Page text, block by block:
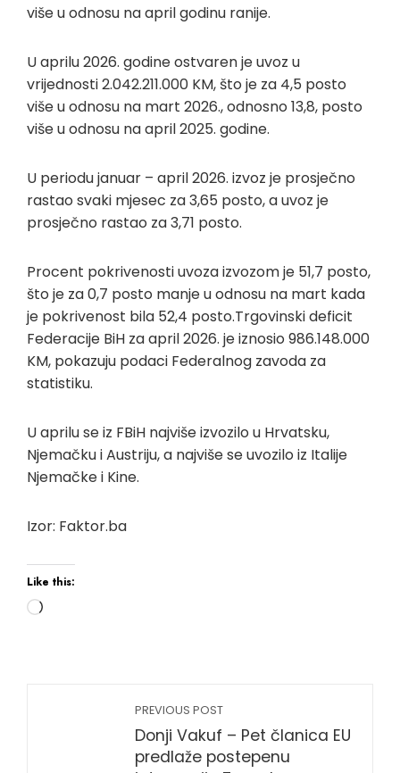
više u odnosu na april godinu ranije.
U aprilu 2026. godine ostvaren je uvoz u
vrijednosti 2.042.211.000 KM, što je za 4,5 posto
više u odnosu na mart 2026., odnosno 13,8, posto
više u odnosu na april 2025. godine.
U periodu januar – april 2026. izvoz je prosječno
rastao svaki mjesec za 3,65 posto, a uvoz je
prosječno rastao za 3,71 posto.
Procent pokrivenosti uvoza izvozom je 51,7 posto,
što je za 0,7 posto manje u odnosu na mart kada
je pokrivenost bila 52,4 posto.Trgovinski deficit
Federacije BiH za april 2026. je iznosio 986.148.000
KM, pokazuju podaci Federalnog zavoda za
statistiku.
U aprilu se iz FBiH najviše izvozilo u Hrvatsku,
Njemačku i Austriju, a najviše se uvozilo iz Italije
Njemačke i Kine.
Izor: Faktor.ba
Like this:
PREVIOUS POST
Donji Vakuf – Pet članica EU
predlaže postepenu